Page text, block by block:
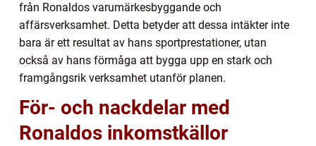
från Ronaldos varumärkesbyggande och
affärsverksamhet. Detta betyder att dessa intäkter inte
bara är ett resultat av hans sportprestationer, utan
också av hans förmåga att bygga upp en stark och
framgångsrik verksamhet utanför planen.
För- och nackdelar med
Ronaldos inkomstkällor